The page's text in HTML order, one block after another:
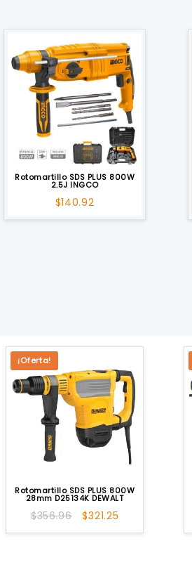
Rotomartillo SDS PLUS 800W
2.5J INGCO
$140.92
¡Oferta!
Rotomartillo SDS PLUS 800W
28mm D25134K DEWALT
$356.96
El
precio
$321.25
precio